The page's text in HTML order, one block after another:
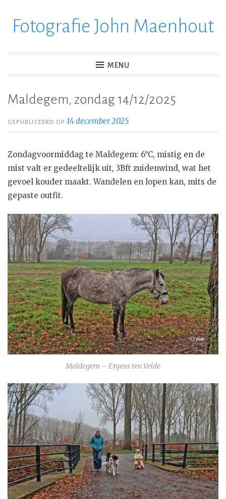
verderFotografie John Maenhout
MENU
Maldegem, zondag 14/12/2025
GEPUBLICEERD OP14 december 2025
Zondagvoormiddag te Maldegem: 6°C, mistig en de
mist valt er gedeeltelijk uit, 3Bft zuidenwind, wat het
gevoel kouder maakt. Wandelen en lopen kan, mits de
gepaste outfit.
Maldegem – Ergens ten Velde